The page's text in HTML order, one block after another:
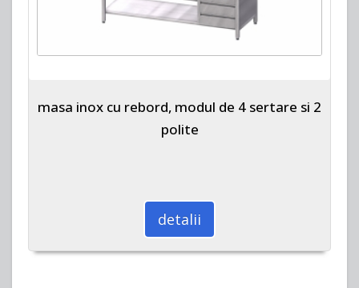
masa inox cu rebord, modul de 4 sertare si 2
polite
detalii